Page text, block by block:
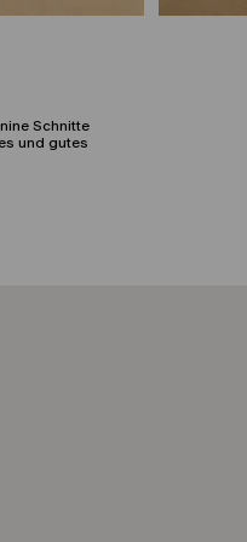
Schnitte
und gutes
feminine
betonen